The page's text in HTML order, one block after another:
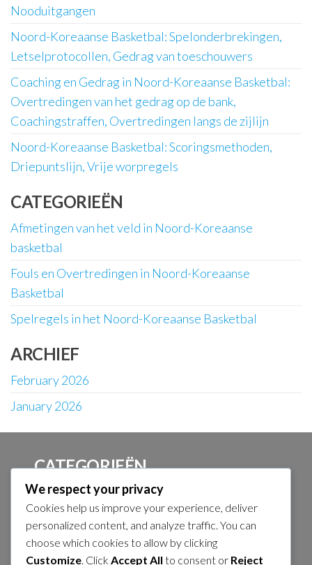
Nooduitgangen
Noord-Koreaanse Basketbal: Spelonderbrekingen,
Letselprotocollen, Gedrag van toeschouwers
Coaching en Gedrag in Noord-Koreaanse Basketbal:
Overtredingen van het gedrag op de bank,
Coachingstraffen, Overtredingen langs de zijlijn
Noord-Koreaanse Basketbal: Scoringsmethoden,
Driepuntslijn, Vrije worpregels
CATEGORIEËN
Afmetingen van het veld in Noord-Koreaanse
basketbal
Fouls en Overtredingen in Noord-Koreaanse
Basketbal
Spelregels in het Noord-Koreaanse Basketbal
ARCHIEF
February 2026
January 2026
CATEGORIEËN
Afmetingen van het veld in Noord-Koreaanse
basketbal
Fouls en Overtredingen in Noord-Koreaanse
Basketbal
We respect your privacy
Cookies help us improve your experience, deliver
personalized content, and analyze traffic. You can
choose which cookies to allow by clicking
Customize. Click Accept All to consent or Reject